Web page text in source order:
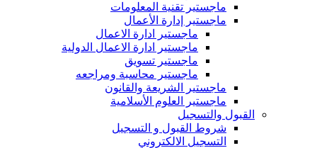
ماجستير تقنية المعلومات
ماجستير إدارة الأعمال
ماجستير ادارة الاعمال
ماجستير ادارة الاعمال الدولية
ماجستير تسويق
ماجستير محاسبة ومراجعه
ماجستير الشريعة والقانون
ماجستير العلوم الأسلامية
القبول والتسجيل
شروط القبول و التسجيل
التسجيل الالكتروني